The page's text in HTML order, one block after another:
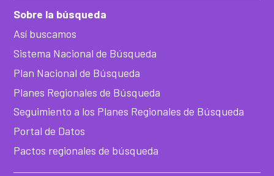
Sobre la búsqueda
Así buscamos
Sistema Nacional de Búsqueda
Plan Nacional de Búsqueda
Planes Regionales de Búsqueda
Seguimiento a los Planes Regionales de Búsqueda
Portal de Datos
Pactos regionales de búsqueda